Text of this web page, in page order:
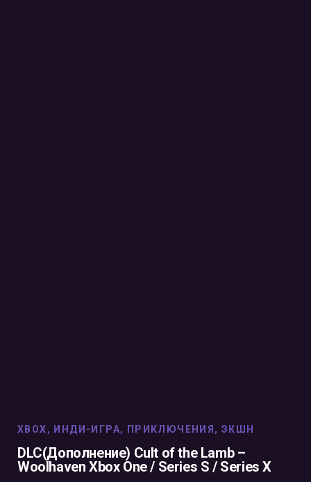
XBOX, ИНДИ-ИГРА, ПРИКЛЮЧЕНИЯ ,ЭКШН
DLC(Дополнение) Cult of the Lamb –
Woolhaven Xbox One / Series S / Series X